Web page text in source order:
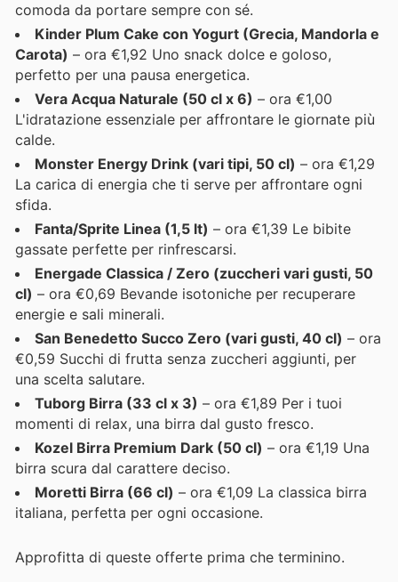
comoda da portare sempre con sé.
Kinder Plum Cake con Yogurt (Grecia, Mandorla e
Carota) – ora €1,92 Uno snack dolce e goloso,
perfetto per una pausa energetica.
Vera Acqua Naturale (50 cl x 6) – ora €1,00
L'idratazione essenziale per affrontare le giornate più
calde.
Monster Energy Drink (vari tipi, 50 cl) – ora €1,29
La carica di energia che ti serve per affrontare ogni
sfida.
Fanta/Sprite Linea (1,5 lt) – ora €1,39 Le bibite
gassate perfette per rinfrescarsi.
Energade Classica / Zero (zuccheri vari gusti, 50
cl) – ora €0,69 Bevande isotoniche per recuperare
energie e sali minerali.
San Benedetto Succo Zero (vari gusti, 40 cl) – ora
€0,59 Succhi di frutta senza zuccheri aggiunti, per
una scelta salutare.
Tuborg Birra (33 cl x 3) – ora €1,89 Per i tuoi
momenti di relax, una birra dal gusto fresco.
Kozel Birra Premium Dark (50 cl) – ora €1,19 Una
birra scura dal carattere deciso.
Moretti Birra (66 cl) – ora €1,09 La classica birra
italiana, perfetta per ogni occasione.
Approfitta di queste offerte prima che terminino.